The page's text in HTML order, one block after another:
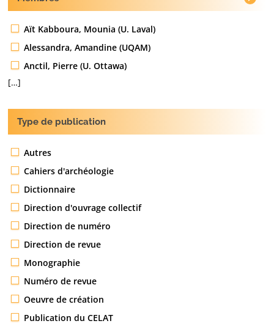
Aït Kabboura, Mounia (U. Laval)
Alessandra, Amandine (UQAM)
Anctil, Pierre (U. Ottawa)
[…]
Type de publication
Autres
Cahiers d'archéologie
Dictionnaire
Direction d'ouvrage collectif
Direction de numéro
Direction de revue
Monographie
Numéro de revue
Oeuvre de création
Publication du CELAT